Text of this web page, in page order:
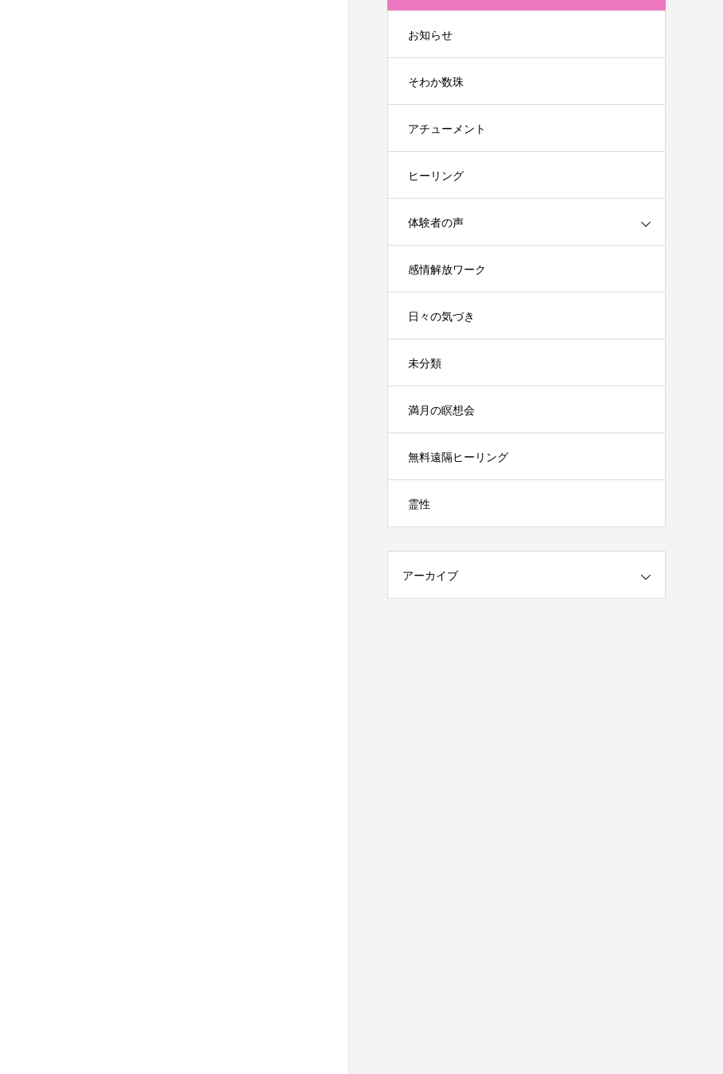
お知らせ
そわか数珠
アチューメント
ヒーリング
体験者の声
感情解放ワーク
日々の気づき
未分類
満月の瞑想会
無料遠隔ヒーリング
霊性
アーカイブ